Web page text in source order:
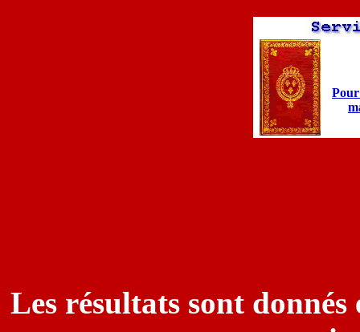
Les résultats sont